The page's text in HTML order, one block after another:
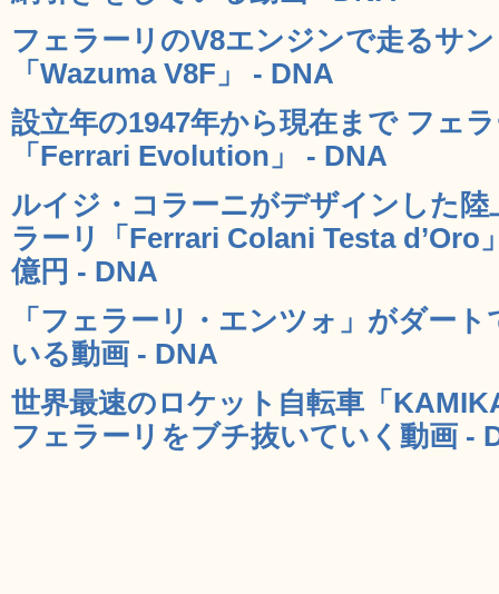
フェラーリのV8エンジンで走るサ
「Wazuma V8F」 - DNA
設立年の1947年から現在まで フェ
「Ferrari Evolution」 - DNA
ルイジ・コラーニがデザインした
ラーリ「Ferrari Colani Testa d’Oro
億円 - DNA
「フェラーリ・エンツォ」がダー
いる動画 - DNA
世界最速のロケット自転車「
フェラーリをブチ抜いていく動画 -